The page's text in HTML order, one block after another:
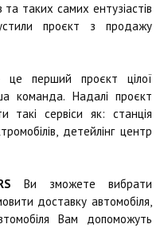
таких самих ентузіастів
проєкт з продажу
перший проєкт цілої
команда. Надалі проєкт
такі сервіси як: станція
детейлінг центр
Ви зможете вибрати
доставку автомобіля,
Вам допоможуть